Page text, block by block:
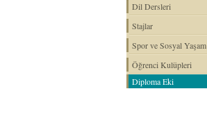
Dil Dersleri
Stajlar
Spor ve Sosyal Yaşam
Öğrenci Kulüpleri
Diploma Eki